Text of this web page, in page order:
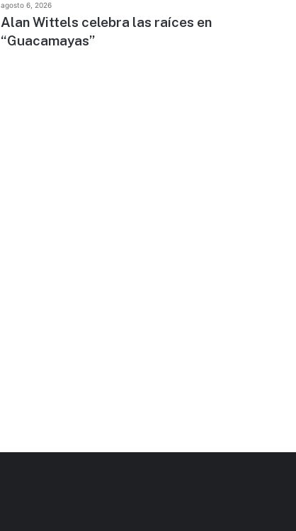
agosto 6, 2026
Alan Wittels celebra las raíces en
“Guacamayas”